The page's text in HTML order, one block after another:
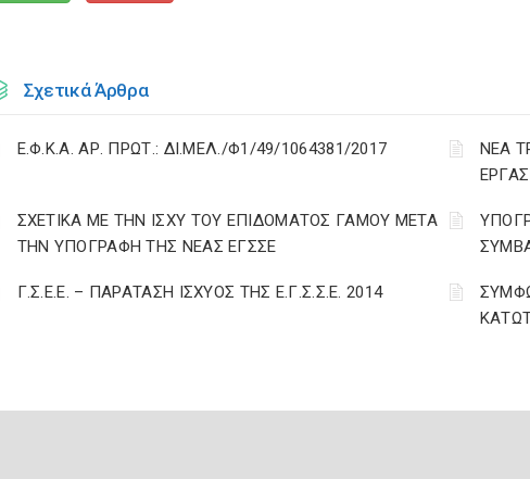
Σχετικά Άρθρα
Ε.Φ.Κ.Α. ΑΡ. ΠΡΩΤ.: ΔΙ.ΜΕΛ./Φ1/49/1064381/2017
ΝΕΑ
ΣΧΕΤΙΚΑ ΜΕ ΤΗΝ ΙΣΧΥ ΤΟΥ ΕΠΙΔΟΜΑΤΟΣ ΓΑΜΟΥ ΜΕΤΑ
ΤΗΝ ΥΠΟΓΡΑΦΗ ΤΗΣ ΝΕΑΣ ΕΓΣΣΕ
Γ.Σ.Ε.Ε. – ΠΑΡΑΤΑΣΗ ΙΣΧΥΟΣ ΤΗΣ Ε.Γ.Σ.Σ.Ε. 2014